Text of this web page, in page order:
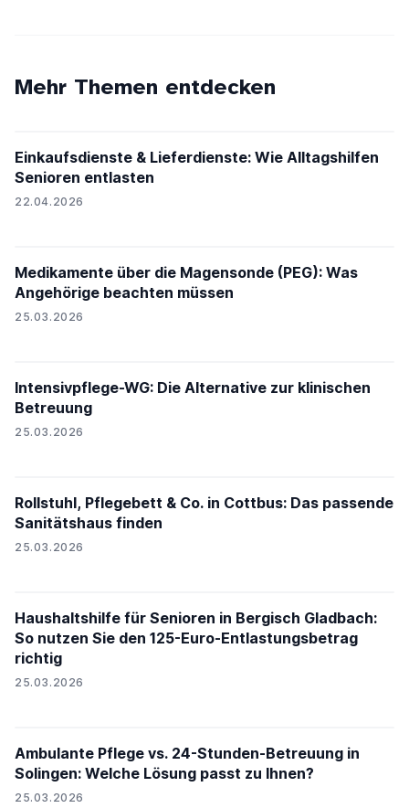
Mehr Themen entdecken
Einkaufsdienste & Lieferdienste: Wie Alltagshilfen
Senioren entlasten
22.04.2026
Medikamente über die Magensonde (PEG): Was
Angehörige beachten müssen
25.03.2026
Intensivpflege-WG: Die Alternative zur klinischen
Betreuung
25.03.2026
Rollstuhl, Pflegebett & Co. in Cottbus: Das passende
Sanitätshaus finden
25.03.2026
Haushaltshilfe für Senioren in Bergisch Gladbach:
So nutzen Sie den 125-Euro-Entlastungsbetrag
richtig
25.03.2026
Ambulante Pflege vs. 24-Stunden-Betreuung in
Solingen: Welche Lösung passt zu Ihnen?
25.03.2026